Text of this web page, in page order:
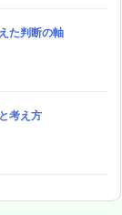
た判断の軸
考え方